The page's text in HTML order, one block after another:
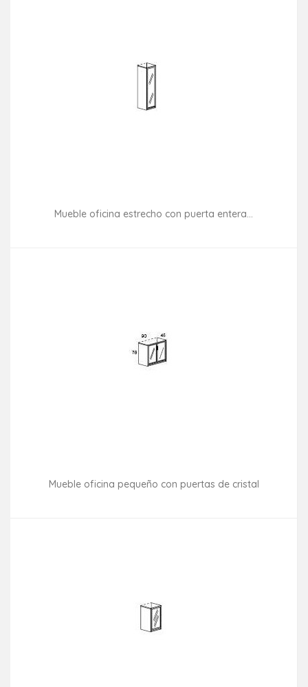
Mueble oficina estrecho con puerta entera...
Mueble oficina pequeño con puertas de cristal